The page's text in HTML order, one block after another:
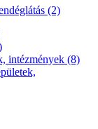
(2)
intézmények (8)